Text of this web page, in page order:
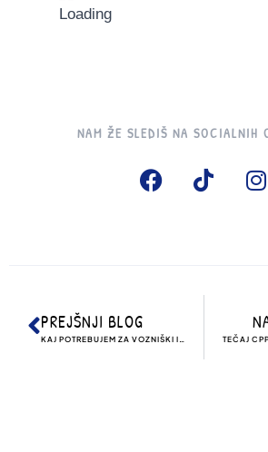
NAM ŽE SLEDIŠ NA SOCIALNIH
PREJŠNJI BLOG